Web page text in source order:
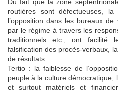
Du fait que la zone
routières sont défectueuses,
l’opposition dans les bureaux
par le régime à travers les
traditionnels etc., ont facilité
falsification des procès-verbaux,
de résultats.
Tertio : la faiblesse de
peuple à la culture démocratique,
et surtout matériels et